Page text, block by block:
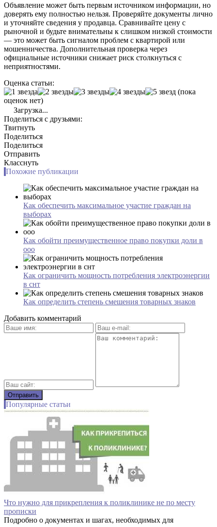
Объявление может быть первым источником информации, но
доверять ему полностью нельзя. Проверяйте документы лично
и уточняйте сведения у продавца. Сравнивайте цену с
рыночной и будьте внимательны к слишком низкой стоимости
— это может быть сигналом проблем с квартирой или
мошенничества. Дополнительная проверка через
официальные источники снижает риск столкнуться с
неприятностями.
Оценка статьи:
(пока
оценок нет)
Загрузка...
Поделиться с друзьями:
Твитнуть
Поделиться
Поделиться
Отправить
Класснуть
Похожие публикации
Как обеспечить максимальное участие граждан на
выборах
Как обойти преимущественное право покупки доли в
ооо
Как ограничить мощность потребления электроэнергии
в снт
Как определить степень смешения товарных знаков
Добавить комментарий
Популярные статьи
Что нужно для прикрепления к поликлинике не по месту
прописки
Подробно о документах и шагах, необходимых для